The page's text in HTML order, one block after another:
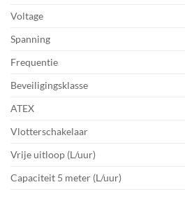
Voltage
Spanning
Frequentie
Beveiligingsklasse
ATEX
Vlotterschakelaar
Vrije uitloop (L/uur)
Capaciteit 5 meter (L/uur)